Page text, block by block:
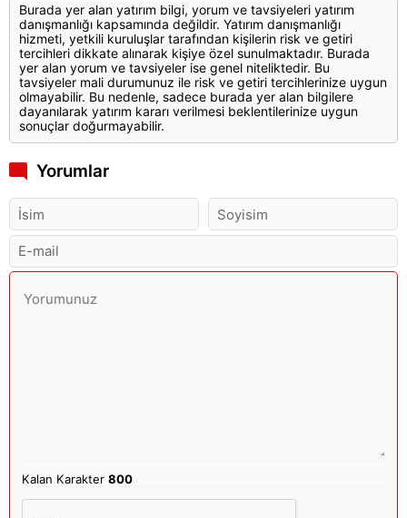
Burada yer alan yatırım bilgi, yorum ve tavsiyeleri yatırım
danışmanlığı kapsamında değildir. Yatırım danışmanlığı
hizmeti, yetkili kuruluşlar tarafından kişilerin risk ve getiri
tercihleri dikkate alınarak kişiye özel sunulmaktadır. Burada
yer alan yorum ve tavsiyeler ise genel niteliktedir. Bu
tavsiyeler mali durumunuz ile risk ve getiri tercihlerinize uygun
olmayabilir. Bu nedenle, sadece burada yer alan bilgilere
dayanılarak yatırım kararı verilmesi beklentilerinize uygun
sonuçlar doğurmayabilir.
Yorumlar
Kalan Karakter800